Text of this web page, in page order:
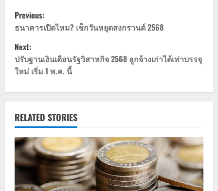
P
o
s
t
n
a
v
i
g
Previous:
ธนาคารเปิดไหม? เช็กวันหยุดสงกรานต์ 2568
Next:
ปรับฐานเงินเดือนรัฐวิสาหกิจ 2568 ลูกจ้างเก่าได้เท่าบรรจุ
ใหม่ เริ่ม 1 พ.ค. นี้
RELATED STORIES